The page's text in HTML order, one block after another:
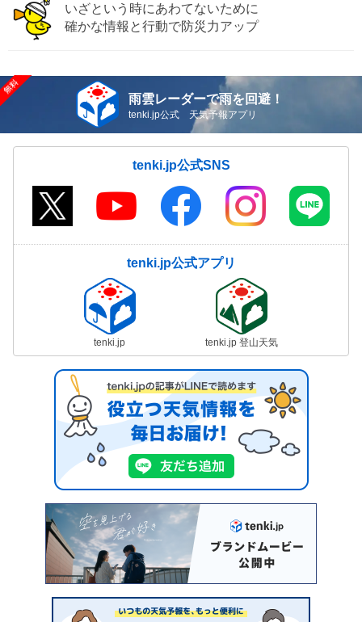
いざという時にあわてないために
確かな情報と行動で防災力アップ
雨雲レーダーで雨を回避！
tenki.jp公式 天気予報アプリ
tenki.jp公式SNS
tenki.jp公式アプリ
tenki.jp tenki.jp 登山天気